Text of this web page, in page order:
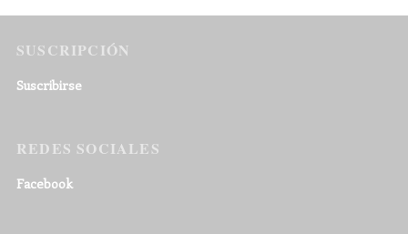
SUSCRIPCIÓN
Suscribirse
REDES SOCIALES
Facebook